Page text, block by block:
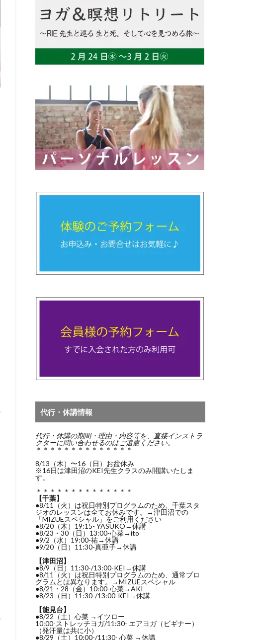
代行・休講情報
代行・休講の期間・ 理由・内容等を、直接インストラ
クターに問い合わせるのはご遠慮ください。
＊＊＊＊＊＊＊＊＊＊＊＊＊＊
8/13（木）〜16（日）お盆休み
※16日は津田沼のKEI先生クラスのみ開講いたしま
す。
＊＊＊＊＊＊＊＊＊＊＊＊＊＊
【千葉】
●8/11（火）は祝日特別プログラムのため、千葉スタ
ジオのレッスンは全てお休みです。→津田沼での
「MIZUEスペシャル」をご利用ください
●8/20（木）19:15- YASUKO→休講
●8/23・30（日）13:00-心菜→ito
●9/2（水）19:00-祐→休講
●9/20（日）11:30-真亜子→休講
【津田沼】
●8/9（日）11:30-/13:00-KEI→休講
●8/11（火）は祝日特別プログラムのため、通常プロ
グラムとは異なります。→MIZUEスペシャル
●8/21・28（金）10:00-心菜→AKI
●8/23（日）11:30-/13:00-KEI→休講
【能見台】
●8/22（土）心菜 →イツロー
10:00-ストレッチヨガ/11:30- エアヨガ（ビギナー）
（発汗量は共に小）
●8/29（土）10:00-/11:30- 心菜 →休講